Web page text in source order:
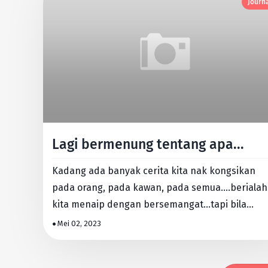
Lagi bermenung tentang apa...
Kadang ada banyak cerita kita nak kongsikan
pada orang, pada kawan, pada semua....berialah
kita menaip dengan bersemangat...tapi bila
dibaca semula, kita lebih…
Mei 02, 2023